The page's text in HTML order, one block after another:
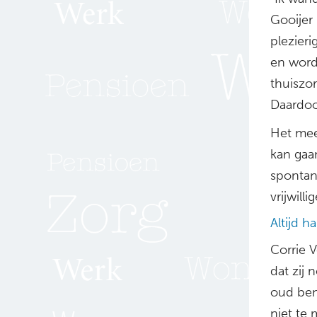
Gooijer
en
Het
kan
Altijd
Corrie
dat zij
oud
niet te